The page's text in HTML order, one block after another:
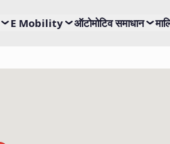
E Mobility ऑटोमोटिव समाधान